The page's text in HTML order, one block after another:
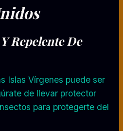
Repelente De
Islas Vírgenes puede ser
de llevar protector
para protegerte del